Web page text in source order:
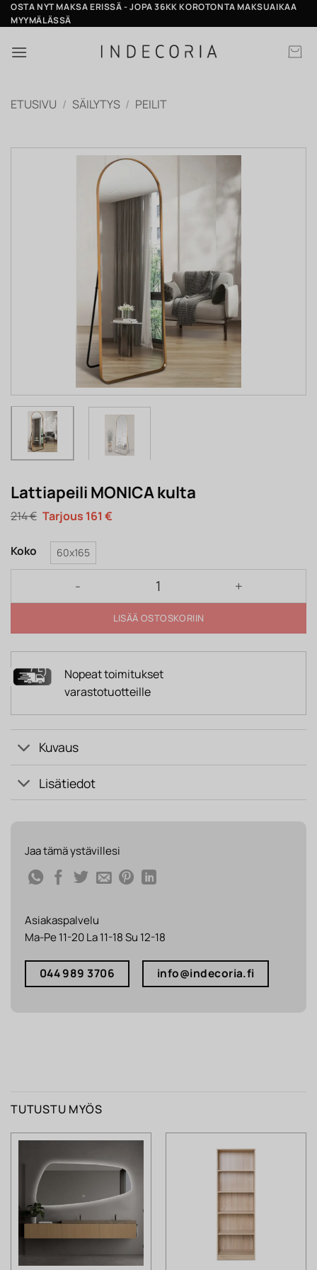
Skip
to
OSTA NYT MAKSA ERISSÄ - JOPA 36KK KOROTONTA MAKSUAIKAA
MYYMÄLÄSSÄ
ETUSIVU / SÄILYTYS / PEILIT
Lattiapeili MONICA kulta
214€ Alkuperäinen
hinta
oli:
214 €.
161 €Nykyinen
Koko 60x165
Lattiapeili MONICA kulta määrä
LISÄÄ OSTOSKORIIN
Nopeat toimitukset
varastotuotteille
Kuvaus
Lisätiedot
Jaa tämä ystävillesi
Asiakaspalvelu
Ma-Pe 11-20 La 11-18 Su 12-18
044 989 3706 info@indecoria.fi
TUTUSTU MYÖS